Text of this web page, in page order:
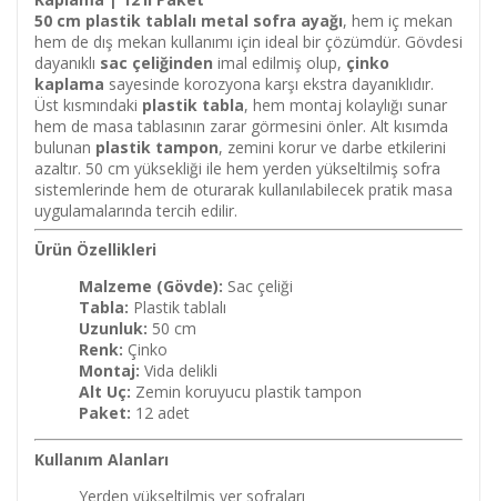
50 cm plastik tablalı metal sofra ayağı, hem iç mekan
hem de dış mekan kullanımı için ideal bir çözümdür. Gövdesi
dayanıklı sac çeliğinden imal edilmiş olup, çinko
kaplama sayesinde korozyona karşı ekstra dayanıklıdır.
Üst kısmındaki plastik tabla, hem montaj kolaylığı sunar
hem de masa tablasının zarar görmesini önler. Alt kısımda
bulunan plastik tampon, zemini korur ve darbe etkilerini
azaltır. 50 cm yüksekliği ile hem yerden yükseltilmiş sofra
sistemlerinde hem de oturarak kullanılabilecek pratik masa
uygulamalarında tercih edilir.
Ürün Özellikleri
Malzeme (Gövde): Sac çeliği
Tabla: Plastik tablalı
Uzunluk: 50 cm
Renk: Çinko
Montaj: Vida delikli
Alt Uç: Zemin koruyucu plastik tampon
Paket: 12 adet
Kullanım Alanları
Yerden yükseltilmiş yer sofraları